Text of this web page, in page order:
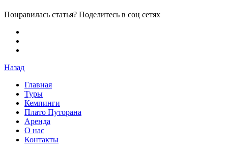
Понравилась статья? Поделитесь в соц сетях
Назад
Главная
Туры
Кемпинги
Плато Путорана
Аренда
О нас
Контакты